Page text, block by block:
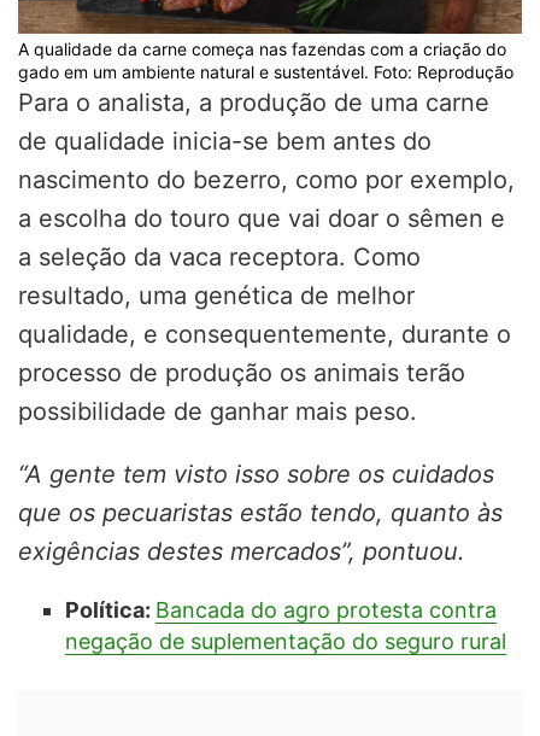
A qualidade da carne começa nas fazendas com a criação do
gado em um ambiente natural e sustentável. Foto: Reprodução
Para o analista, a produção de uma carne
de qualidade inicia-se bem antes do
nascimento do bezerro, como por exemplo,
a escolha do touro que vai doar o sêmen e
a seleção da vaca receptora. Como
resultado, uma genética de melhor
qualidade, e consequentemente, durante o
processo de produção os animais terão
possibilidade de ganhar mais peso.
“A gente tem visto isso sobre os cuidados
que os pecuaristas estão tendo, quanto às
exigências destes mercados”, pontuou.
Política: Bancada do agro protesta contra
negação de suplementação do seguro rural